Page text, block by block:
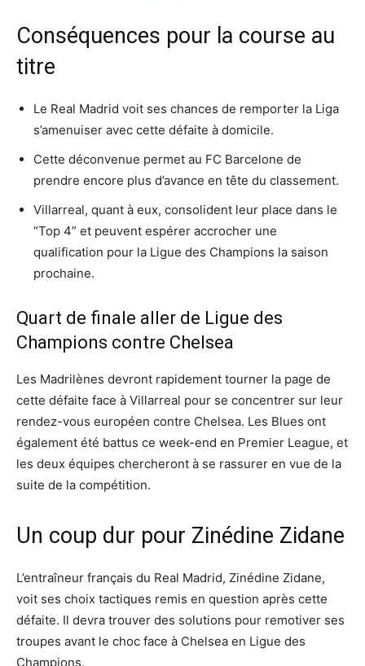
Conséquences pour la course au
titre
Le Real Madrid voit ses chances de remporter la Liga
s’amenuiser avec cette défaite à domicile.
Cette déconvenue permet au FC Barcelone de
prendre encore plus d’avance en tête du classement.
Villarreal, quant à eux, consolident leur place dans le
“Top 4” et peuvent espérer accrocher une
qualification pour la Ligue des Champions la saison
prochaine.
Quart de finale aller de Ligue des
Champions contre Chelsea
Les Madrilènes devront rapidement tourner la page de
cette défaite face à Villarreal pour se concentrer sur leur
rendez-vous européen contre Chelsea. Les Blues ont
également été battus ce week-end en Premier League, et
les deux équipes chercheront à se rassurer en vue de la
suite de la compétition.
Un coup dur pour Zinédine Zidane
L’entraîneur français du Real Madrid, Zinédine Zidane,
voit ses choix tactiques remis en question après cette
défaite. Il devra trouver des solutions pour remotiver ses
troupes avant le choc face à Chelsea en Ligue des
Champions.